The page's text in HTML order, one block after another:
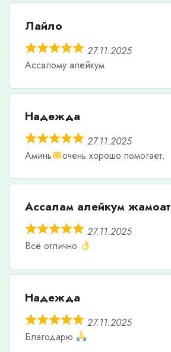
Лайло
27.11.2025
Ассалому алейкум
Надежда
27.11.2025
Аминь
очень хорошо помогает.
Ассалам алейкум жамоат
27.11.2025
Всё отлично
Надежда
27.11.2025
Благодарю